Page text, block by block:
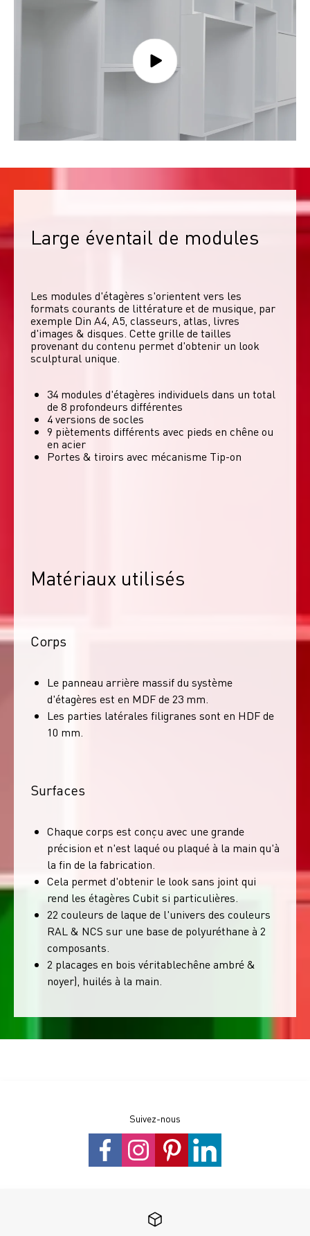
Large éventail de modules
Les modules d'étagères s'orientent vers les
formats courants de littérature et de musique, par
exemple Din A4, A5, classeurs, atlas, livres
d'images & disques. Cette grille de tailles
provenant du contenu permet d'obtenir un look
sculptural unique.
34 modules d'étagères individuels dans un total
de 8 profondeurs différentes
4 versions de socles
9 piètements différents avec pieds en chêne ou
en acier
Portes & tiroirs avec mécanisme Tip-on
Matériaux utilisés
Corps
Le panneau arrière massif du système
d'étagères est en MDF de 23 mm.
Les parties latérales filigranes sont en HDF de
10 mm.
Surfaces
Chaque corps est conçu avec une grande
précision et n'est laqué ou plaqué à la main qu'à
la fin de la fabrication.
Cela permet d'obtenir le look sans joint qui
rend les étagères Cubit si particulières.
22 couleurs de laque de l'univers des couleurs
RAL & NCS sur une base de polyuréthane à 2
composants.
2 placages en bois véritablechêne ambré &
noyer), huilés à la main.
Suivez-nous